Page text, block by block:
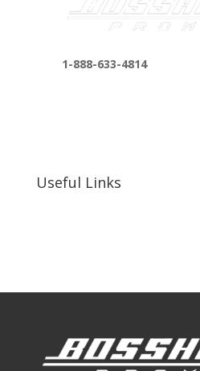
1-888-633-4814
Useful Links